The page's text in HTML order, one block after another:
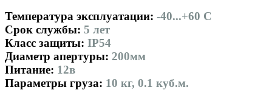
Температура эксплуатации: -40...+60 С
Срок службы: 5 лет
Класс защиты: IP54
Диаметр апертуры: 200мм
Питание: 12в
Параметры груза: 10 кг, 0.1 куб.м.